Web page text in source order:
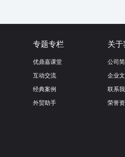
专题专栏
优鼎嘉课堂
互动交流
经典案例
外贸助手
关于
公司
企业
联系
荣誉